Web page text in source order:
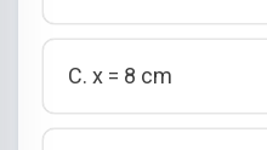
C. x = 8 cm